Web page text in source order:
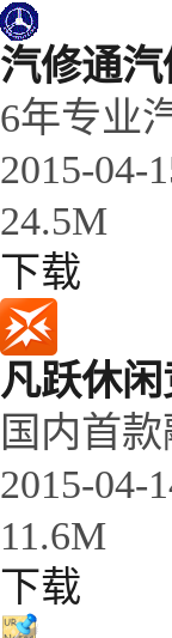
汽修通
6年专业
2015-04-
24.5M
下载
凡跃休
国内首
2015-04-
11.6M
下载